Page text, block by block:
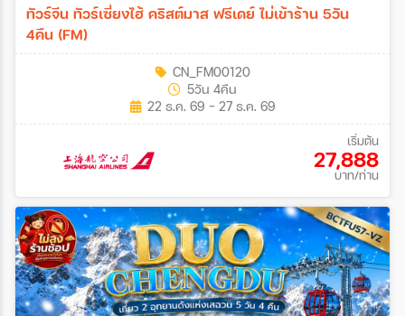
ทัวร์จีน ทัวร์เซี่ยงไฮ้ คริสต์มาส ฟรีเดย์ ไม่เข้าร้าน 5วัน
4คืน (FM)
CN_FM00120
5วัน 4คืน
22 ธ.ค. 69 - 27 ธ.ค. 69
เริ่มต้น
27,888
บาท/ท่าน